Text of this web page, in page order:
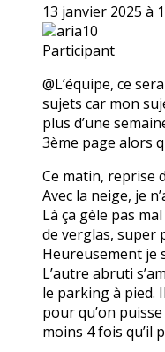
13 janvier 2025 à
aria10
Participant
@L’équipe, ce
sujets car mon
plus d’une
3ème page alors
Ce matin, reprise
Avec la neige, je
Là ça gèle pas
de verglas, super
Heureusement je
L’autre abruti
le parking à pied.
pour qu’on
moins 4 fois qu’il